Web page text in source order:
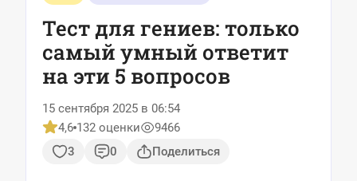
Тест для гениев: только
самый умный ответит
на эти 5 вопросов
15 сентября 2025 в 06:54
4,6 132 оценки
9466
3
0 Поделиться